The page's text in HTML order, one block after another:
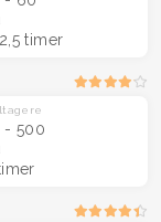
timer
- 500